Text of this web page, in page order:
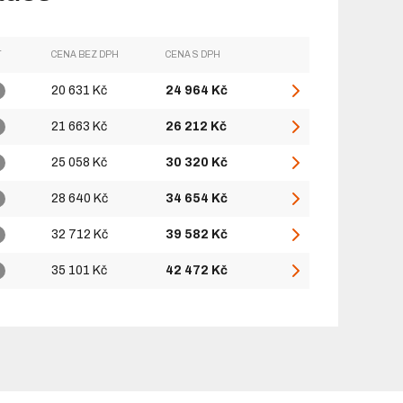
CENA BEZ DPH CENA S DPH
20 631 Kč 24 964 Kč
21 663 Kč 26 212 Kč
25 058 Kč 30 320 Kč
28 640 Kč 34 654 Kč
32 712 Kč 39 582 Kč
35 101 Kč 42 472 Kč